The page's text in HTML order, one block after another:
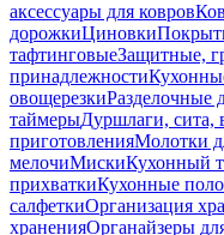
аксессуары для ковров
дорожкиЦиновки
тафтинговыеЗащитные,
принадлежности
овощерезкиРазделочные
таймерыДуршлаги, сита,
приготовленияМолотки
мелочиМискиКухонный
прихваткиКухонные
салфеткиОрганизация
храненияОрганайзеры